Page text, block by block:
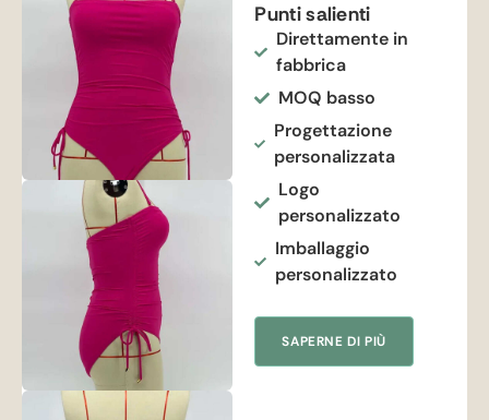
Punti salienti
Direttamente in
fabbrica
MOQ basso
Progettazione
personalizzata
Logo
personalizzato
Imballaggio
personalizzato
SAPERNE DI PIÙ